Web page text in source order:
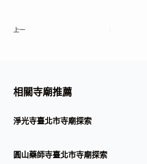
上一
相關寺廟推薦
淨光寺臺北市寺廟探索
圓山藥師寺臺北市寺廟探索